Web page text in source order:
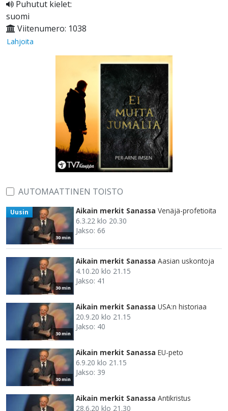
Puhutut kielet:
suomi
Viitenumero: 1038
Lahjoita
AUTOMAATTINEN TOISTO
30 min
Uusin Aikain merkit Sanassa Venäjä-profetioita
6.3.22 klo 20.30
Jakso: 66
30 min
Aikain merkit Sanassa Aasian uskontoja
4.10.20 klo 21.15
Jakso: 41
30 min
Aikain merkit Sanassa USA:n historiaa
20.9.20 klo 21.15
Jakso: 40
30 min
Aikain merkit Sanassa EU-peto
6.9.20 klo 21.15
Jakso: 39
Aikain merkit Sanassa Antikristus
28.6.20 klo 21.30